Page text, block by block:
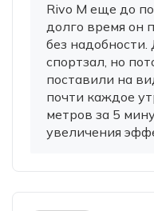
Rivo M еще до
долго время он
без
спортзал, но
поставили на
почти каждое
метров за 5
увеличения